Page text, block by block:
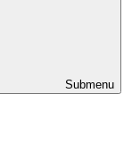
Submenu